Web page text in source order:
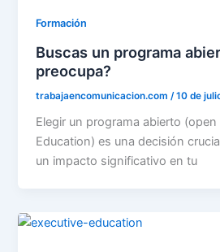
Formación
Buscas un programa
preocupa?
trabajaencomunicacion.com /10 de
Elegir un programa abierto
Education) es una decisión
un impacto significativo en tu